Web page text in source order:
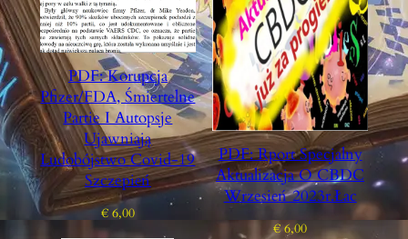
PDF: Korupcja
Pfizer/FDA, Śmiertelne
Partie I Autopsje
Ujawniają
Ludobójstwo Covid-19
Szczepień
€6,00
PDF: Rport Specjalny
Aktualizacja O CBDC
Wrzesień 2023r.łac
€6,00